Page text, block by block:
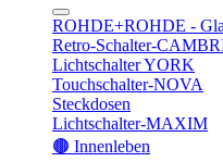
ROHDE+ROHDE -
Retro-Schalter-
Lichtschalter YORK
Touchschalter-NOVA
Steckdosen
Lichtschalter-MAXIM
🟤 Innenleben